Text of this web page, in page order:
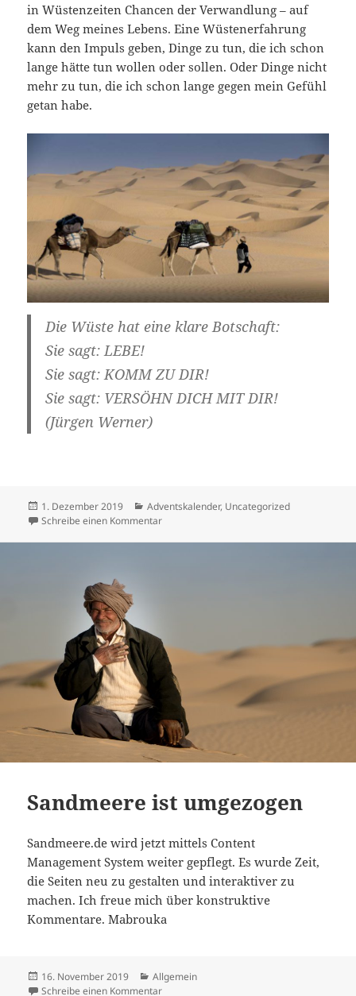
in Wüstenzeiten Chancen der Verwandlung – auf
dem Weg meines Lebens. Eine Wüstenerfahrung
kann den Impuls geben, Dinge zu tun, die ich schon
lange hätte tun wollen oder sollen. Oder Dinge nicht
mehr zu tun, die ich schon lange gegen mein Gefühl
getan habe.
Die Wüste hat eine klare Botschaft:
Sie sagt: LEBE!
Sie sagt: KOMM ZU DIR!
Sie sagt: VERSÖHN DICH MIT DIR!
(Jürgen Werner)
Veröffentlicht
am
1. Dezember 2019 Kategorien
Adventskalender, Uncategorized
Schreibe einen Kommentarzu 1. Dezember
Sandmeere ist umgezogen
Sandmeere.de wird jetzt mittels Content
Management System weiter gepflegt. Es wurde Zeit,
die Seiten neu zu gestalten und interaktiver zu
machen. Ich freue mich über konstruktive
Kommentare. Mabrouka
Veröffentlicht
am
16. November 2019 Kategorien
Allgemein
Schreibe einen Kommentarzu Sandmeere ist umgezogen